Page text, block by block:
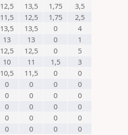
12,5 13,5 1,75
3,5
11,5 12,5 1,75
2,5
13,5 13,5 0
4
13 13 0
1
12,5 12,5 0
5
10 11 1,5
3
10,5 11,5 0
0
0 0 0
0
0 0 0
0
0 0 0
0
0 0 0
0
0 0 0 0